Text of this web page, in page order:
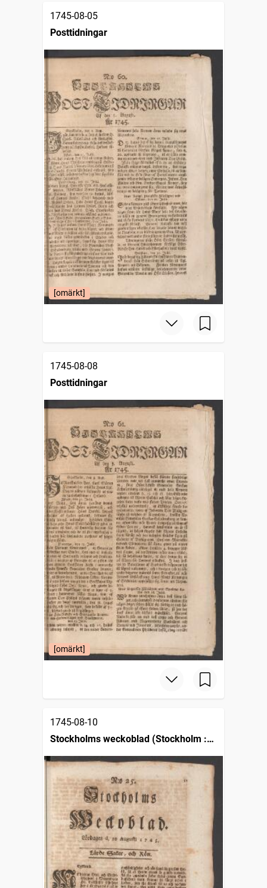
1745-08-05
Posttidningar
[omärkt]
1745-08-08
Posttidningar
[omärkt]
1745-08-10
Stockholms weckoblad (Stockholm :